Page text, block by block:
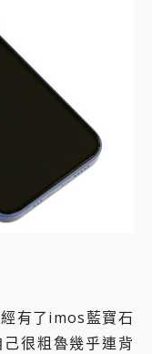
有了imos藍寶石
很粗魯幾乎連背